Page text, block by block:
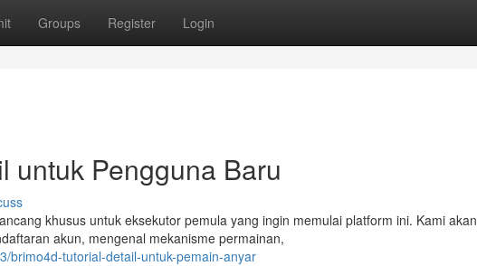
Groups Register Login
untuk Pengguna Baru
khusus untuk eksekutor pemula yang ingin memulai platform ini. Kami akan
akun, mengenal mekanisme permainan,
brimo4d-tutorial-detail-untuk-pemain-anyar